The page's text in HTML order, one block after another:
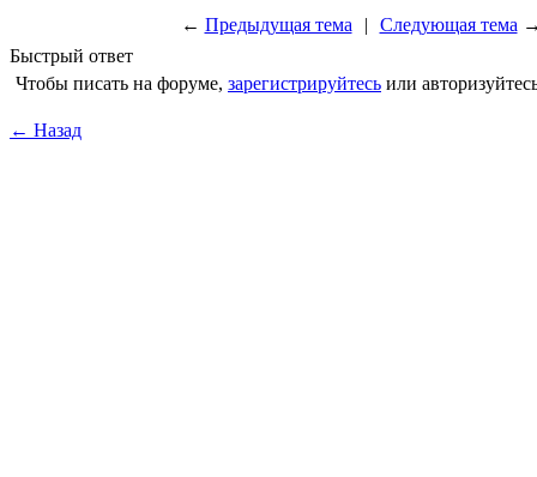
← Предыдущая тема | Следующая тема
Быстрый ответ
Чтобы писать на форуме, зарегистрируйтесь или
← Назад